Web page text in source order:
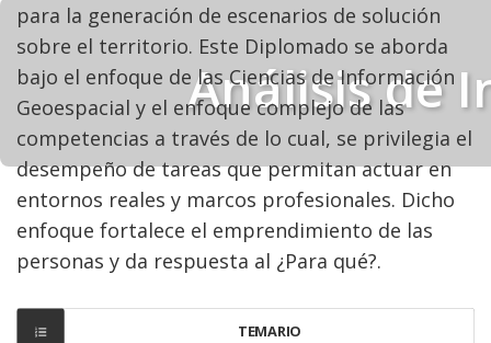
Análisis de
para la generación de escenarios de solución
sobre el territorio. Este Diplomado se aborda
bajo el enfoque de las Ciencias de Información
Geoespacial y el enfoque complejo de las
competencias a través de lo cual, se privilegia el
desempeño de tareas que permitan actuar en
entornos reales y marcos profesionales. Dicho
enfoque fortalece el emprendimiento de las
personas y da respuesta al ¿Para qué?.
TEMARIO